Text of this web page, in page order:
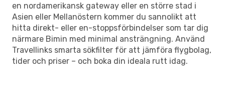
en nordamerikansk gateway eller en större stad i
Asien eller Mellanöstern kommer du sannolikt att
hitta direkt- eller en-stoppsförbindelser som tar dig
närmare Bimin med minimal ansträngning. Använd
Travellinks smarta sökfilter för att jämföra flygbolag,
tider och priser – och boka din ideala rutt idag.